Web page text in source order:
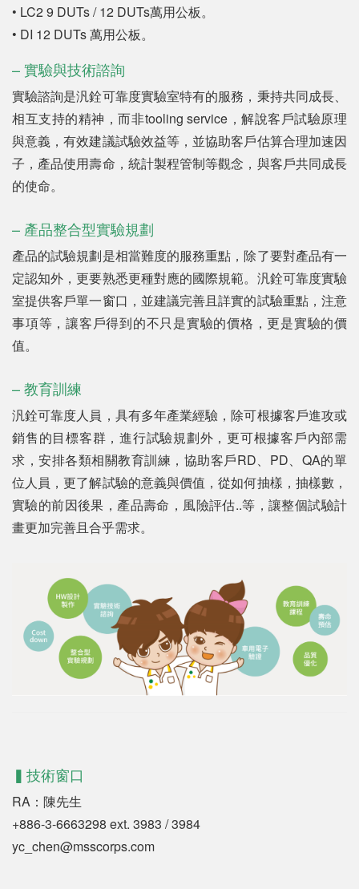
• LC2 9 DUTs / 12 DUTs萬用公板。
• DI 12 DUTs 萬用公板。
– 實驗與技術諮詢
實驗諮詢是汎銓可靠度實驗室特有的服務，秉持共同成長、
相互支持的精神，而非tooling service，解說客戶試驗原理
與意義，有效建議試驗效益等，並協助客戶估算合理加速因
子，產品使用壽命，統計製程管制等觀念，與客戶共同成長
的使命。
– 產品整合型實驗規劃
產品的試驗規劃是相當難度的服務重點，除了要對產品有一
定認知外，更要熟悉更種對應的國際規範。汎銓可靠度實驗
室提供客戶單一窗口，並建議完善且詳實的試驗重點，注意
事項等，讓客戶得到的不只是實驗的價格，更是實驗的價
值。
– 教育訓練
汎銓可靠度人員，具有多年產業經驗，除可根據客戶進攻或
銷售的目標客群，進行試驗規劃外，更可根據客戶內部需
求，安排各類相關教育訓練，協助客戶RD、PD、QA的單
位人員，更了解試驗的意義與價值，從如何抽樣，抽樣數，
實驗的前因後果，產品壽命，風險評估..等，讓整個試驗計
畫更加完善且合乎需求。
▍技術窗口
RA：陳先生
+886-3-6663298 ext. 3983 / 3984
yc_chen@msscorps.com